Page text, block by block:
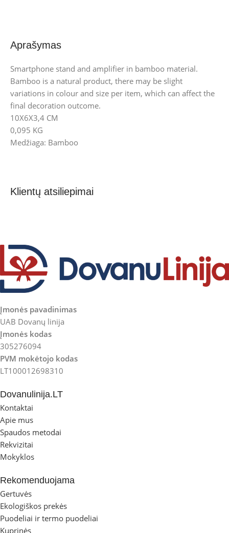
Aprašymas
Smartphone stand and amplifier in bamboo material.
Bamboo is a natural product, there may be slight
variations in colour and size per item, which can affect the
final decoration outcome.
10X6X3,4 CM
0,095 KG
Medžiaga: Bamboo
Klientų atsiliepimai
Įmonės pavadinimas
UAB Dovanų linija
Įmonės kodas
305276094
PVM mokėtojo kodas
LT100012698310
Dovanulinija.LT
Kontaktai
Apie mus
Spaudos metodai
Rekvizitai
Mokyklos
Rekomenduojama
Gertuvės
Ekologiškos prekės
Puodeliai ir termo puodeliai
Kuprinės